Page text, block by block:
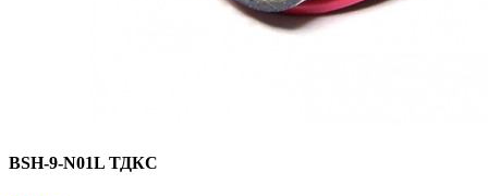
BSH-9-N01L ТДКС